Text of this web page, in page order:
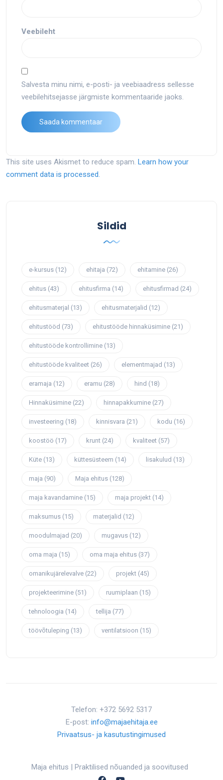
Veebileht
Salvesta minu nimi, e-posti- ja veebiaadress sellesse
veebilehitsejasse järgmiste kommentaaride jaoks.
This site uses Akismet to reduce spam. Learn how your
comment data is processed.
Sildid
e-kursus (12) ehitaja (72) ehitamine (26)
ehitus (43) ehitusfirma (14) ehitusfirmad (24)
ehitusmaterjal (13) ehitusmaterjalid (12)
ehitustööd (73) ehitustööde hinnaküsimine (21)
ehitustööde kontrollimine (13)
ehitustööde kvaliteet (26) elementmajad (13)
eramaja (12) eramu (28) hind (18)
Hinnaküsimine (22) hinnapakkumine (27)
investeering (18) kinnisvara (21) kodu (16)
koostöö (17) krunt (24) kvaliteet (57)
Küte (13) küttesüsteem (14) lisakulud (13)
maja (90) Maja ehitus (128)
maja kavandamine (15) maja projekt (14)
maksumus (15) materjalid (12)
moodulmajad (20) mugavus (12)
oma maja (15) oma maja ehitus (37)
omanikujärelevalve (22) projekt (45)
projekteerimine (51) ruumiplaan (15)
tehnoloogia (14) tellija (77)
töövõtuleping (13) ventilatsioon (15)
Telefon: +372 5692 5317
E-post: info@majaehitaja.ee
Privaatsus- ja kasutustingimused
Maja ehitus | Praktilised nõuanded ja soovitused